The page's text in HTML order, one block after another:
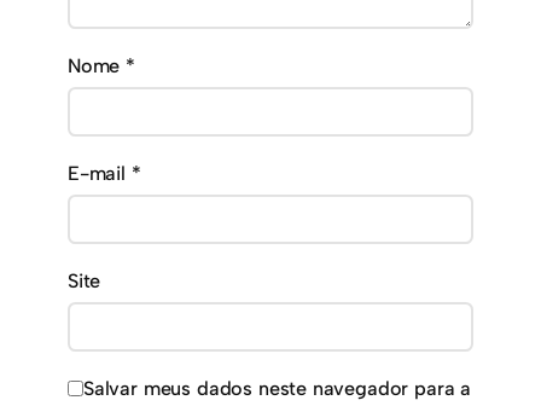
Nome *
E-mail *
Site
Salvar meus dados neste navegador para a